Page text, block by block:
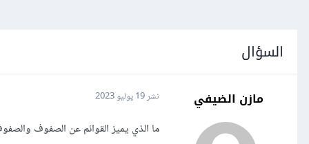
السؤال
مازن الضيفي نشر19 يوليو 2023
ما الذي يميز القوائم عن الصفوف